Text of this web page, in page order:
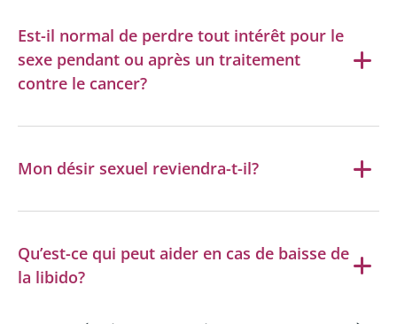
Est-il normal de perdre tout intérêt pour le
sexe pendant ou après un traitement
contre le cancer?
Mon désir sexuel reviendra-t-il?
Qu’est-ce qui peut aider en cas de baisse de
la libido?